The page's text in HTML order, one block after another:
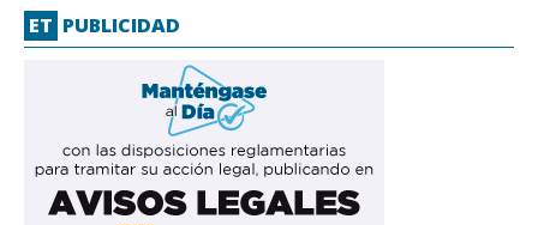
ET PUBLICIDAD